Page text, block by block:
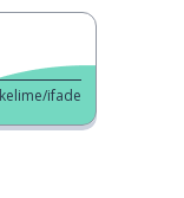
kelime/ifade